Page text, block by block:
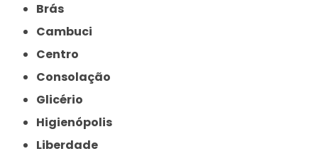
Brás
Cambuci
Centro
Consolação
Glicério
Higienópolis
Liberdade